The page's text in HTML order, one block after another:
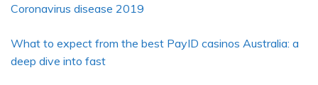
Coronavirus disease 2019
What to expect from the best PayID casinos Australia: a
deep dive into fast